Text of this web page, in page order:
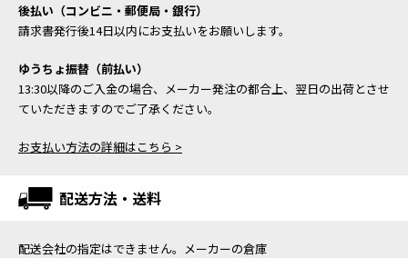
後払い（コンビニ・郵便局・銀行）
請求書発行後14日以内にお支払いをお願いします。
ゆうちょ振替（前払い）
13:30以降のご入金の場合、メーカー発注の都合上、翌日の出荷とさせ
ていただきますのでご了承ください。
お支払い方法の詳細はこちら >
配送方法・送料
配送会社の指定はできません。メーカーの倉庫